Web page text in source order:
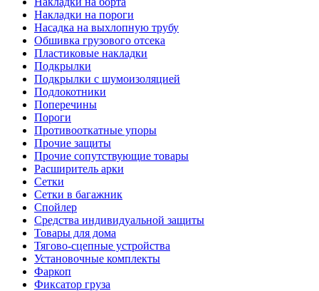
Накладки на пороги
Насадка на выхлопную трубу
Обшивка грузового отсека
Пластиковые накладки
Подкрылки
Подкрылки с шумоизоляцией
Подлокотники
Поперечины
Пороги
Противооткатные упоры
Прочие защиты
Прочие сопутствующие товары
Расширитель арки
Сетки
Сетки в багажник
Спойлер
Средства индивидуальной защиты
Товары для дома
Тягово-сцепные устройства
Установочные комплекты
Фаркоп
Фиксатор груза